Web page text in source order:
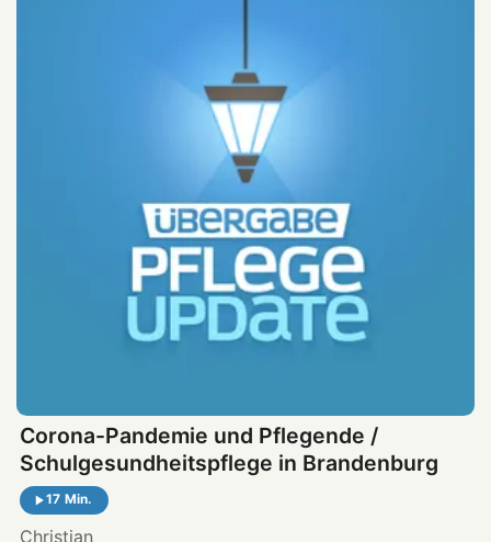
Corona-Pandemie und Pflegende /
Schulgesundheitspflege in Brandenburg
17 Min.
Christian